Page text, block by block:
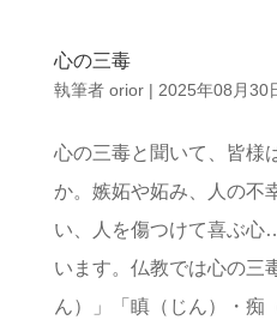
心の三毒
執筆者 orior| 2025年08月30
心の三毒と聞いて、皆様
か。嫉妬や妬み、人の不
い、人を傷つけて喜ぶ心
います。仏教では心の三
ん）」「瞋（じん）・痴